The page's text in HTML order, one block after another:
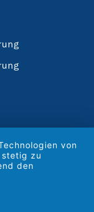
von
zu
den